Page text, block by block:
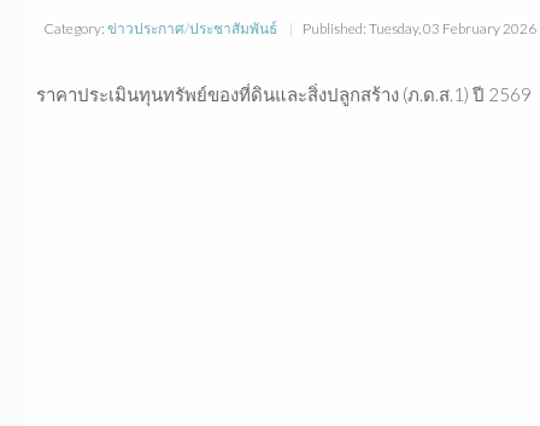
Category: ข่าวประกาศ/ประชาสัมพันธ์ Published: Tuesday, 03 February
ราคาประเมินทุนทรัพย์ของที่ดินและสิ่งปลูกสร้าง (ภ.ด.ส.1) ปี 2569